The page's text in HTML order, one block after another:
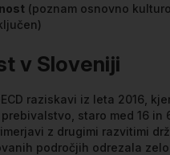
(poznam osnovno
v Sloveniji
raziskavi iz leta 2016,
staro med 16 in
z drugimi razvitimi
področjih odrezala